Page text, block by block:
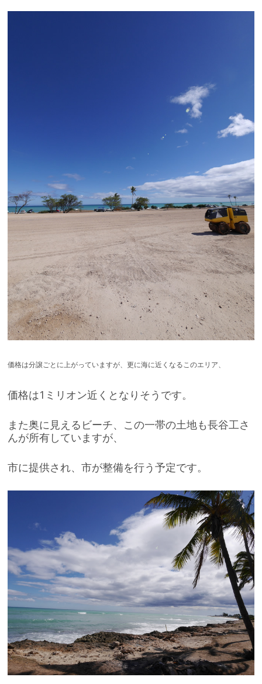
価格は分譲ごとに上がっていますが、更に海に近くなるこのエリア、
価格は1ミリオン近くとなりそうです。
また奥に見えるビーチ、この一帯の土地も長谷工さ
んが所有していますが、
市に提供され、市が整備を行う予定です。